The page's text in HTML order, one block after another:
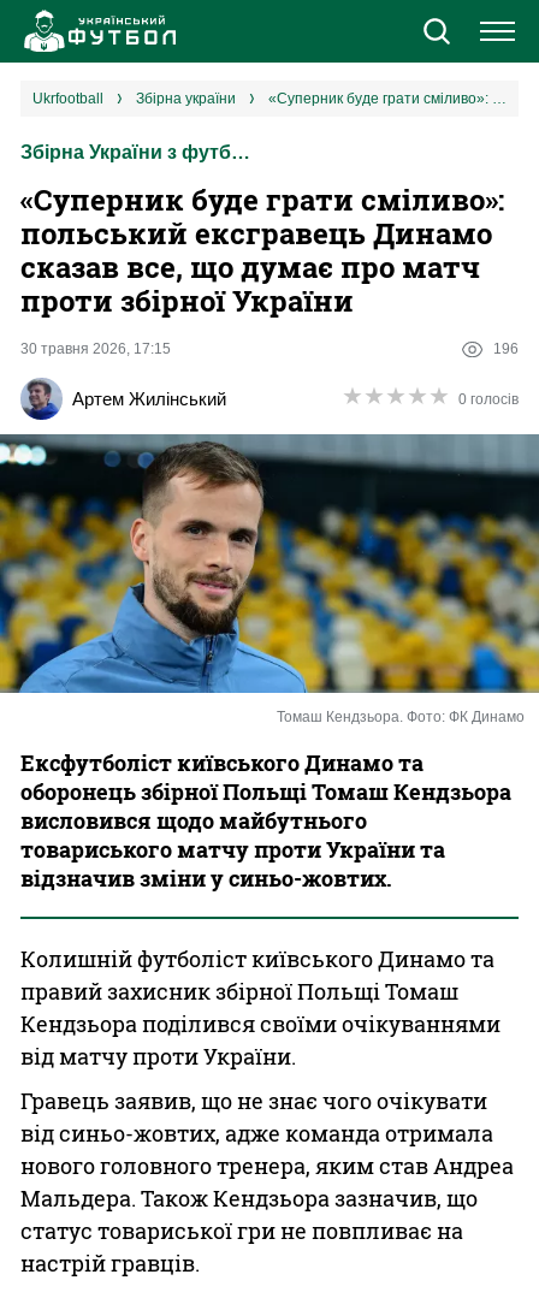
Новини
Збірна
Єврокубки
УПЛ
Різне
Букмекери
Казино
ukrfootball збірна україни «Суперник буде грати сміливо»: польський ексгравець Динамо сказав все, що думає про матч проти збірної України
Збірна України з футболу
«Суперник буде грати сміливо»:
польський ексгравець Динамо
сказав все, що думає про матч
проти збірної України
30 травня 2026, 17:15 196
Артем Жилінський ★★★★★
★★★★★ 0 голосів
Томаш Кендзьора. Фото: ФК Динамо
Ексфутболіст київського Динамо та
оборонець збірної Польщі Томаш Кендзьора
висловився щодо майбутнього
товариського матчу проти України та
відзначив зміни у синьо-жовтих.
Колишній футболіст київського Динамо та
правий захисник збірної Польщі Томаш
Кендзьора поділився своїми очікуваннями
від матчу проти України.
Гравець заявив, що не знає чого очікувати
від синьо-жовтих, адже команда отримала
нового головного тренера, яким став Андреа
Мальдера. Також Кендзьора зазначив, що
статус товариської гри не повпливає на
настрій гравців.